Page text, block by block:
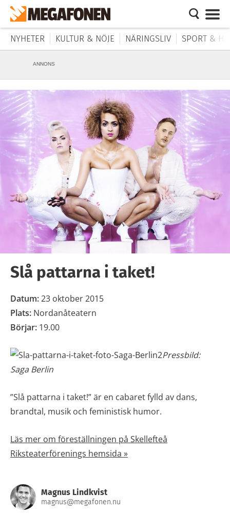
NYHETER KULTUR & NÖJE NÄRINGSLIV SPORT &
ANNONS
Slå pattarna i taket!
Datum:23 oktober 2015
Plats: Nordanåteatern
Börjar: 19.00
Pressbild:
Saga Berlin
”Slå pattarna i taket!” är en cabaret fylld av dans,
brandtal, musik och feministisk humor.
Läs mer om föreställningen på Skellefteå
Riksteaterförenings hemsida »
Magnus Lindkvist
magnus@megafonen.nu